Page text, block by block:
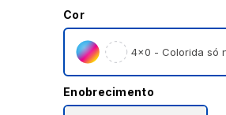
Cor
4×0 - Colorida só
Enobrecimento